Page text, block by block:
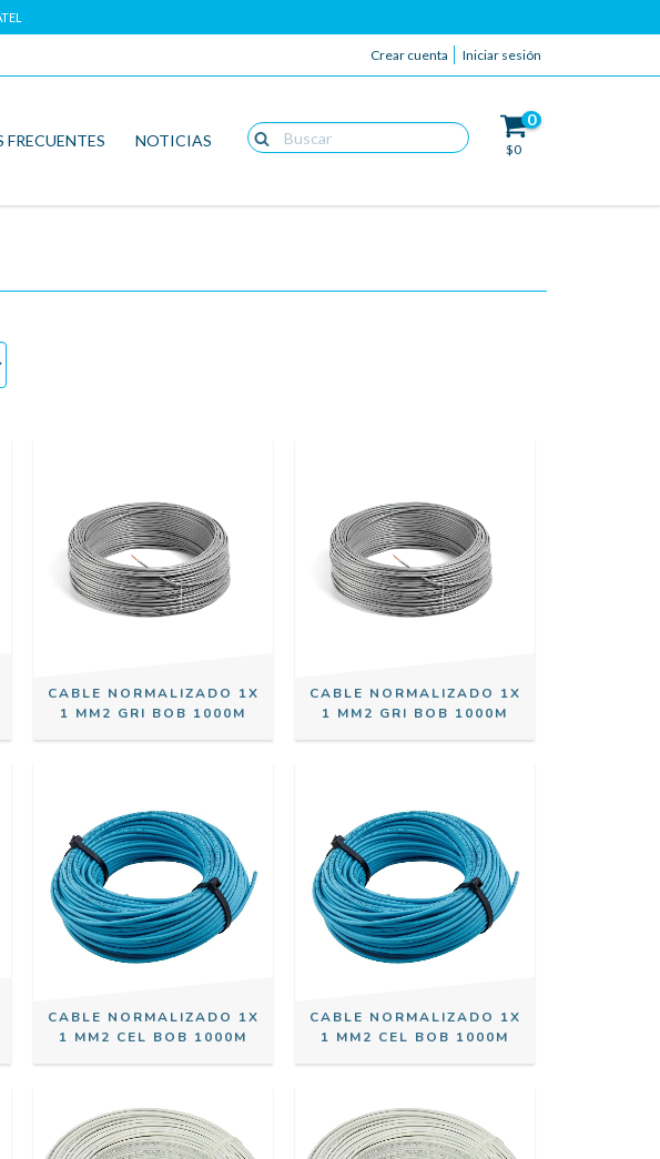
Crear cuenta Iniciar sesión
FRECUENTES NOTICIAS
0
$0
CABLE NORMALIZADO 1X
1 MM2 GRI BOB 1000M
CABLE NORMALIZADO 1X
1 MM2 GRI BOB 1000M
CABLE NORMALIZADO 1X
1 MM2 CEL BOB 1000M
CABLE NORMALIZADO 1X
1 MM2 CEL BOB 1000M